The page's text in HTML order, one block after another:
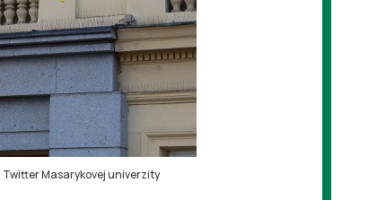
Masarykovej univerzity